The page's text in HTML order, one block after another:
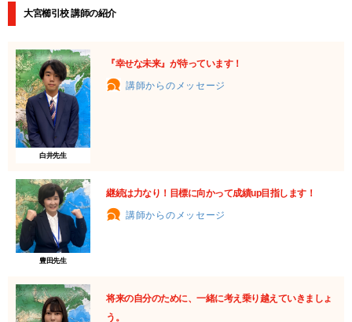
大宮櫛引校 講師の紹介
白井先生
『幸せな未来』が待っています！
講師からのメッセージ
豊田先生
継続は力なり！目標に向かって成績up目指します！
講師からのメッセージ
将来の自分のために、一緒に考え乗り越えていきましょ
う。